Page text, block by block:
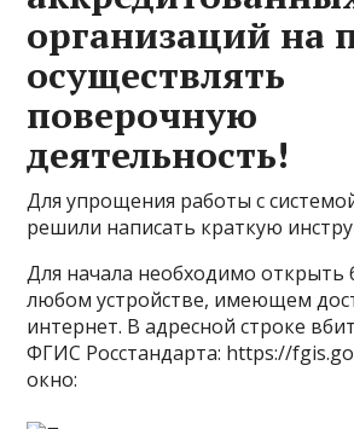
организаций на
осуществлять
поверочную
деятельность!
Для упрощения работы с
решили написать краткую
Для начала необходимо открыть
любом устройстве, имеющем
интернет. В адресной строке
ФГИС Росстандарта: https://
окно: